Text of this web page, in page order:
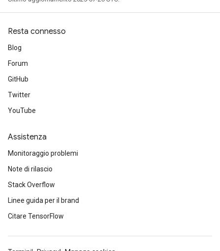
Resta connesso
Blog
Forum
GitHub
Twitter
YouTube
Assistenza
Monitoraggio problemi
Note di rilascio
Stack Overflow
Linee guida per il brand
Citare TensorFlow